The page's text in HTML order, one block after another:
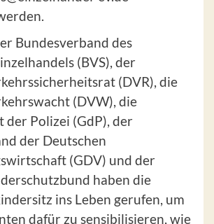
Bundesverband des
(BVS), der
(DVR), die
(DVW), die
der Polizei (GdP), der
der Deutschen
(GDV) und der
haben die
ins Leben gerufen, um
dafür zu sensibilisieren, wie